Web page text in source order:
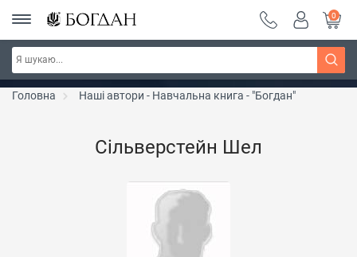
РОЗПРОДАЖ ~ 150 грн ~ 200 грн ~ 250 грн ~
300 грн ~ РОЗПРОДАЖ
Дізнатись більше
0
Головна Наші автори - Навчальна книга - "Богдан"
Сільверстейн Шел